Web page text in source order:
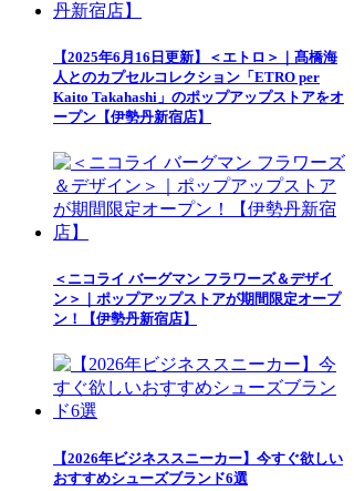
【2025年6月16日更新】＜エトロ＞｜髙橋海
人とのカプセルコレクション「ETRO per
Kaito Takahashi」のポップアップストアをオ
ープン【伊勢丹新宿店】
＜ニコライ バーグマン フラワーズ＆デザイ
ン＞｜ポップアップストアが期間限定オープ
ン！【伊勢丹新宿店】
【2026年ビジネススニーカー】今すぐ欲しい
おすすめシューズブランド6選